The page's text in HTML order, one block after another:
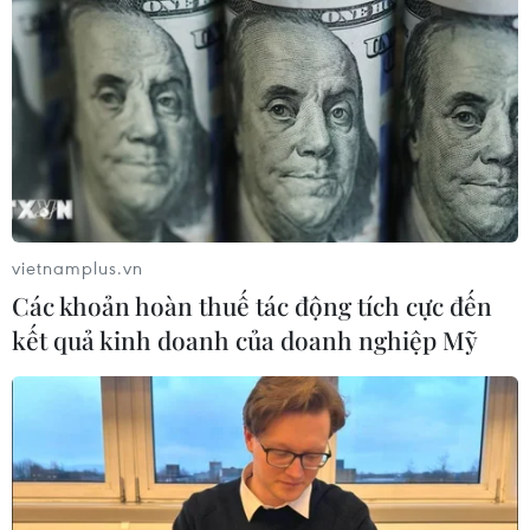
vietnamplus.vn
Các khoản hoàn thuế tác động tích cực đến
kết quả kinh doanh của doanh nghiệp Mỹ